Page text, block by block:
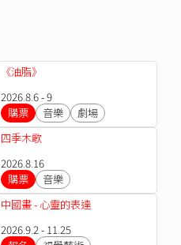
《油脂》
2026.8.6 - 9
購票
音樂
劇場
四季木歌
2026.8.16
購票
音樂
中國畫 - 心靈的表達
2026.9.2 - 11.25